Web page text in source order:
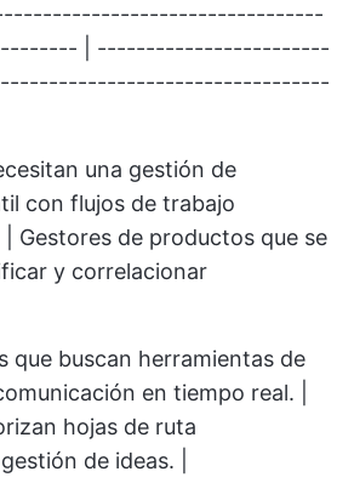
| ------------------------
una gestión de
con flujos de trabajo
| Gestores de productos que se
y correlacionar
que buscan herramientas de
en tiempo real. |
hojas de ruta
de ideas. |